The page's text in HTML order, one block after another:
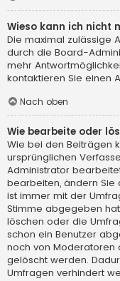
Wieso kann ich nicht
Die maximal zulässige
durch die Board-
mehr
kontaktieren Sie einen
Nach oben
Wie bearbeite oder
Wie bei den Beiträgen
ursprünglichen
Administrator
bearbeiten, ändern Sie
ist immer mit der
Stimme abgegeben
löschen oder die
schon ein Benutzer
noch von
gelöscht werden.
Umfragen verhindert